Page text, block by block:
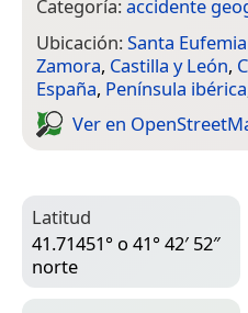
Categoría:accidente
Ubicación:Santa
Zamora, Castilla y León,
España, Península ibérica
Ver en
Latitud
41.71451° o 41° 42′ 52″
norte